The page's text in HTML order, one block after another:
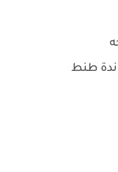
طنط